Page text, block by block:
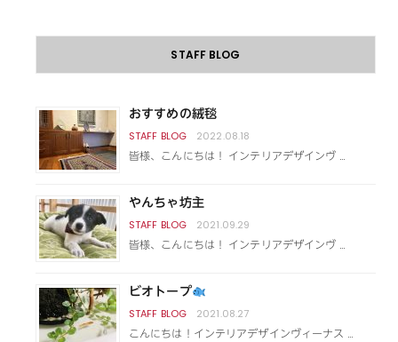
STAFF BLOG
おすすめの絨毯
2022.08.18
皆様、こんにちは！ インテリアデザインヴ …
やんちゃ坊主
2021.09.29
皆様、こんにちは！ インテリアデザインヴ …
ビオトープ
2021.08.27
こんにちは！インテリアデザインヴィーナス …